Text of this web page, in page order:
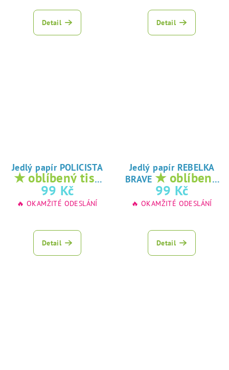
Detail Detail
Jedlý papír POLICISTA
★ oblíbený tisk
na jedlý papír
99 Kč
🔥 OKAMŽITÉ ODESLÁNÍ
Detail
Jedlý papír REBELKA
BRAVE ★ oblíbený
tisk na jedlý
papír
99 Kč
🔥 OKAMŽITÉ ODESLÁNÍ
Detail